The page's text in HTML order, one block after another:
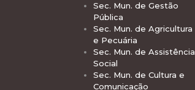
Sec. Mun. de Gestão
Pública
Sec. Mun. de Agricultura
e Pecuária
Sec. Mun. de Assistência
Social
Sec. Mun. de Cultura e
Comunicação